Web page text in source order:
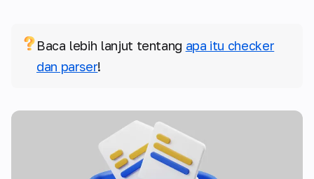
Baca lebih lanjut tentang apa itu checker
dan parser!